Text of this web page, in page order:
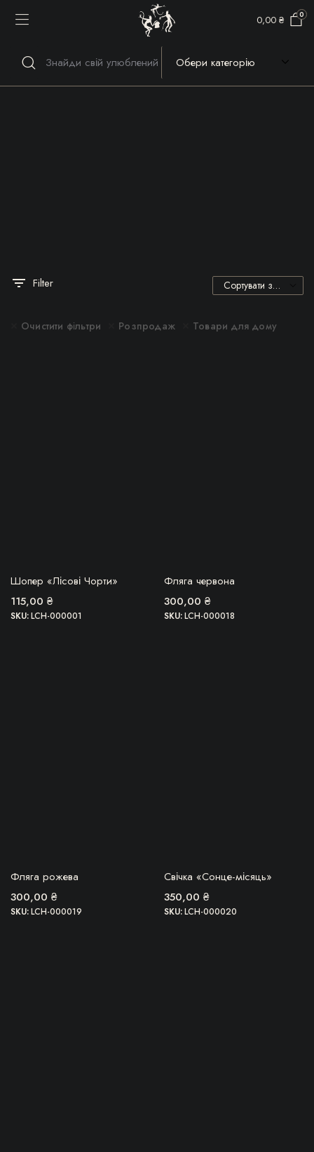
0,00 ₴ 0
Filter
Очистити фільтри Розпродаж Товари для дому
ЗАКІНЧИВСЯ!
Шопер «Лісові Чорти»
115,00 ₴
SKU:LCH-000001
БЕРУ!
Фляга червона
300,00 ₴
SKU:LCH-000018
БЕРУ!
Фляга рожева
300,00 ₴
SKU:LCH-000019
БЕРУ!
Свічка «Сонце-місяць»
350,00 ₴
SKU:LCH-000020